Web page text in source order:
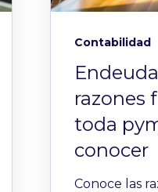
Contabilidad
razones
toda
conocer
Conoce las